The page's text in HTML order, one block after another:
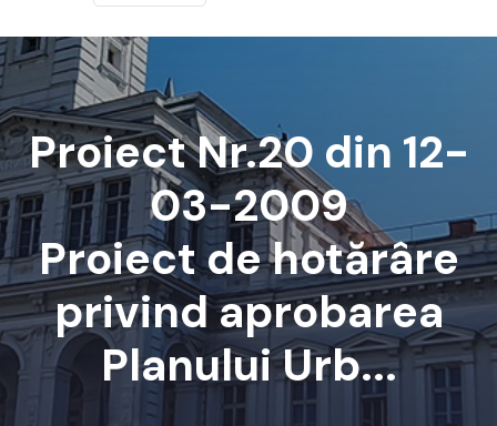
Proiect Nr.20 din 12-
03-2009
Proiect de hotărâre
privind aprobarea
Planului Urb...